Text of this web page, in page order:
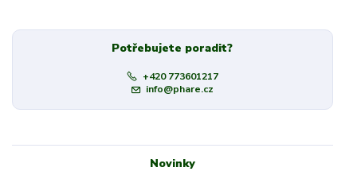
Potřebujete poradit?
+420 773601217
info@phare.cz
Novinky